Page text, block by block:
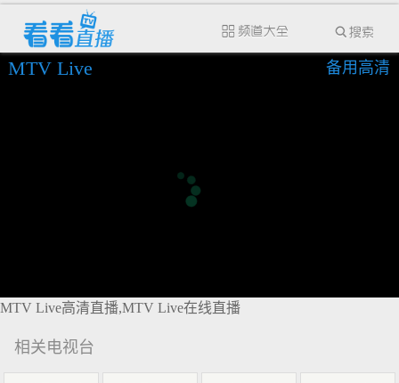
MTV Live 备用高清
MTV Live高清直播,MTV Live在线直播
相关电视台